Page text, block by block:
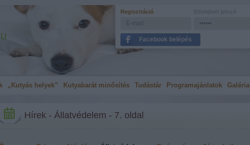
Regisztráció
Facebook belépés
„Kutyás helyek” Kutyabarát minősítés Tudástár Programajánlatok Galéria
Hírek - Állatvédelem - 7. oldal